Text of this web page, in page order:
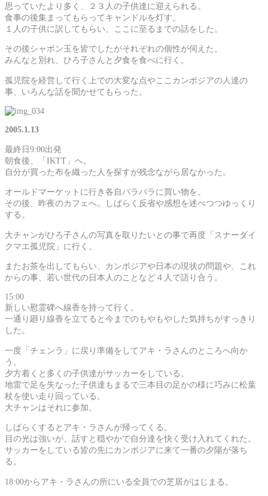
思っていたより多く、２３人の子供達に迎えられる。
食事の後集まってもらってキャンドルを灯す。
１人の子供に訳してもらい、ここに至るまでの話をした。
その後シャボン玉を皆でしたがそれぞれの個性が伺えた。
みんなと別れ、ひろ子さんと夕食を食べに行く。
孤児院を経営して行く上での大変な点やここカンボジアの人達の
事、いろんな話を聞かせてもらった。
2005.1.13
最終日9:00出発
朝食後、「IKTT」へ。
自分が買った布を織った人を探すが残念ながら居なかった。
オールドマーケットに行き各自バラバラに買い物を。
その後、昨夜のカフェへ。しばらく反省や感想を述べつつゆっくり
する。
大チャンがひろ子さんの写真を取りたいとの事で再度「スナーダイ
クマエ孤児院」に行く。
またお茶を出してもらい、カンボジアや日本の現状の問題や、これ
からの事、若い世代の日本人のことなど４人で語り合う。
15:00
新しい慰霊碑へ線香を持って行く。
一通り廻り線香を立てると今までのもやもやした気持ちがすっきり
した。
一度「チェンラ」に戻り準備をしてアキ・ラさんのところへ向か
う。
夕方着くと多くの子供達がサッカーをしている。
地雷で足を失なった子供達もまるで三本目の足かの様に巧みに松葉
杖を使い走り回っている。
大チャンはそれに参加。
しばらくするとアキ・ラさんが帰ってくる。
目の光は強いが、話すと穏やかで自分達を快く受け入れてくれた。
サッカーをしている皆の先にカンボジアに来て一番の夕陽が落ち
る。
18:00からアキ・ラさんの所にいる全員での芝居がはじまる。